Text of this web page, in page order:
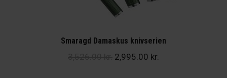
Smaragd Damaskus knivserien
Den
2,995.00 kr.